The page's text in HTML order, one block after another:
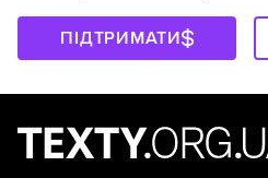
ПІДТРИМАТИ